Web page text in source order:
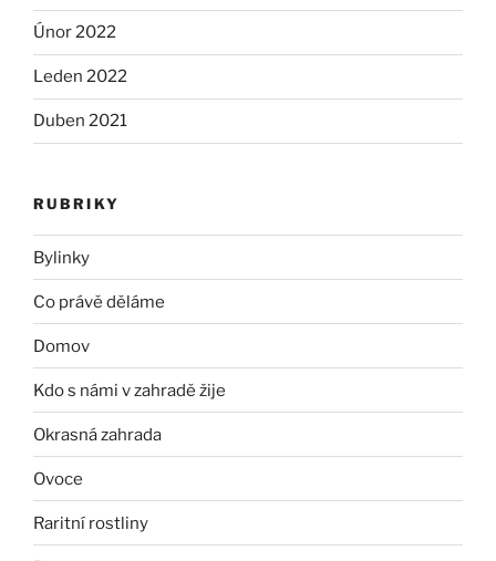
Únor 2022
Leden 2022
Duben 2021
RUBRIKY
Bylinky
Co právě děláme
Domov
Kdo s námi v zahradě žije
Okrasná zahrada
Ovoce
Raritní rostliny